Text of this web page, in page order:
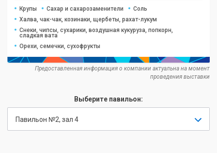
Крупы Сахар и сахарозаменители
Соль
Халва, чак-чак, козинаки, щербеты, рахат-лукум
Снеки, чипсы, сухарики, воздушная кукуруза, попкорн,
сладкая вата
Орехи, семечки, сухофрукты
Предоставленная информация о компании актуальна на момент
проведения выставки
Выберите павильон:
Павильон №2, зал 4